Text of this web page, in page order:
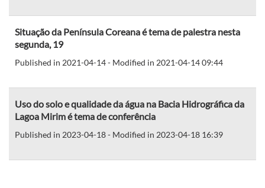
Situação da Península Coreana é tema de palestra nesta
segunda, 19
Published in 2021-04-14 - Modified in 2021-04-14 09:44
Uso do solo e qualidade da água na Bacia Hidrográfica da
Lagoa Mirim é tema de conferência
Published in 2023-04-18 - Modified in 2023-04-18 16:39